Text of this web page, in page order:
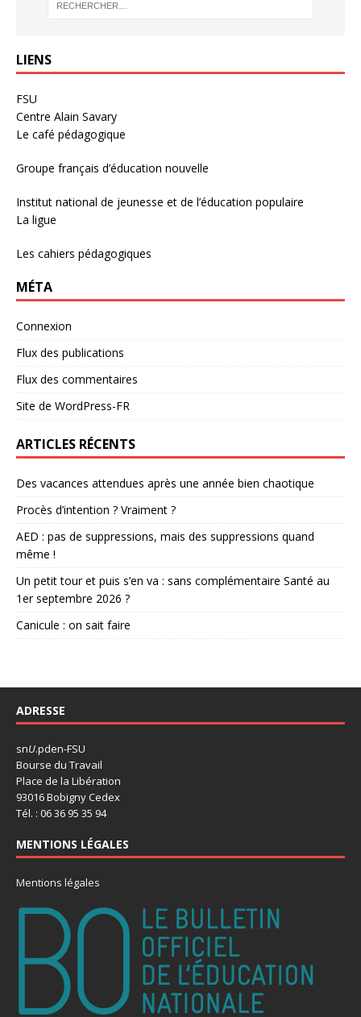
LIENS
FSU
Centre Alain Savary
Le café pédagogique
Groupe français d’éducation nouvelle
Institut national de jeunesse et de l’éducation populaire
La ligue
Les cahiers pédagogiques
MÉTA
Connexion
Flux des publications
Flux des commentaires
Site de WordPress-FR
ARTICLES RÉCENTS
Des vacances attendues après une année bien chaotique
Procès d’intention ? Vraiment ?
AED : pas de suppressions, mais des suppressions quand
même !
Un petit tour et puis s’en va : sans complémentaire Santé au
1er septembre 2026 ?
Canicule : on sait faire
ADRESSE
snU.pden-FSU
Bourse du Travail
Place de la Libération
93016 Bobigny Cedex
Tél. : 06 36 95 35 94
MENTIONS LÉGALES
Mentions légales